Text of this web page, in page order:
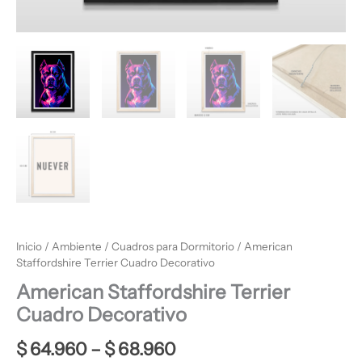
Inicio / Ambiente / Cuadros para Dormitorio / American
Staffordshire Terrier Cuadro Decorativo
American Staffordshire Terrier
Cuadro Decorativo
$64.960– $68.960